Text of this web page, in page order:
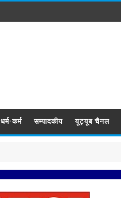
धर्म-कर्म सम्पादकीय यूट्यूब चैनल